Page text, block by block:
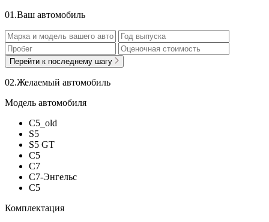
01.Ваш автомобиль
Перейти к последнему шагу
02.Желаемый автомобиль
Модель автомобиля
C5_old
S5
S5 GT
C5
C7
C7-Энгельс
C5
Комплектация